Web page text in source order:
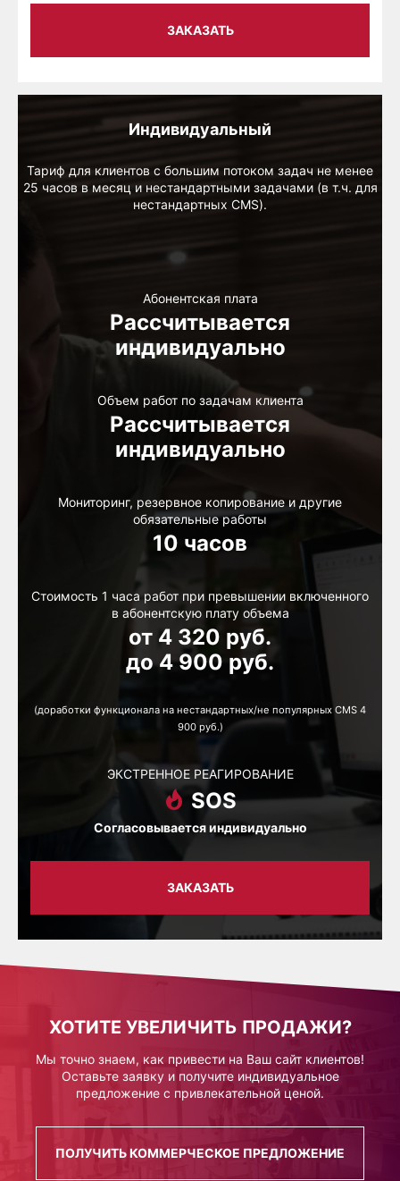
ЗАКАЗАТЬ
Индивидуальный
Тариф для клиентов с большим потоком задач не менее
25 часов в месяц и нестандартными задачами (в т.ч. для
нестандартных CMS).
Абонентская плата
Рассчитывается
индивидуально
Объем работ по задачам клиента
Рассчитывается
индивидуально
Мониторинг, резервное копирование и другие
обязательные работы
10 часов
Стоимость 1 часа работ при превышении включенного
в абонентскую плату объема
от 4 320 руб.
до 4 900 руб.
(доработки функционала на нестандартных/не популярных CMS 4
900 руб.)
ЭКСТРЕННОЕ РЕАГИРОВАНИЕ
SOS
Согласовывается индивидуально
ЗАКАЗАТЬ
ХОТИТЕ УВЕЛИЧИТЬ ПРОДАЖИ?
Мы точно знаем, как привести на Ваш сайт клиентов!
Оставьте заявку и получите индивидуальное
предложение с привлекательной ценой.
ПОЛУЧИТЬ КОММЕРЧЕСКОЕ ПРЕДЛОЖЕНИЕ